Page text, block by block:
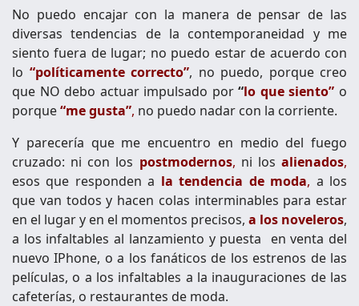
No puedo encajar con la manera de pensar de las
diversas tendencias de la contemporaneidad y me
siento fuera de lugar; no puedo estar de acuerdo con
lo “políticamente correcto”, no puedo, porque creo
que NO debo actuar impulsado por“lo que siento” o
porque“me gusta”, no puedo nadar con la corriente.
Y parecería que me encuentro en medio del fuego
cruzado: ni con los postmodernos, ni losalienados,
esos que responden a la tendencia de moda, a los
que van todos y hacen colas interminables para estar
en el lugar y en el momentos precisos, a los noveleros,
a los infaltables al lanzamiento y puesta en venta del
nuevo IPhone, o a los fanáticos de los estrenos de las
películas, o a los infaltables a la inauguraciones de las
cafeterías, o restaurantes de moda.